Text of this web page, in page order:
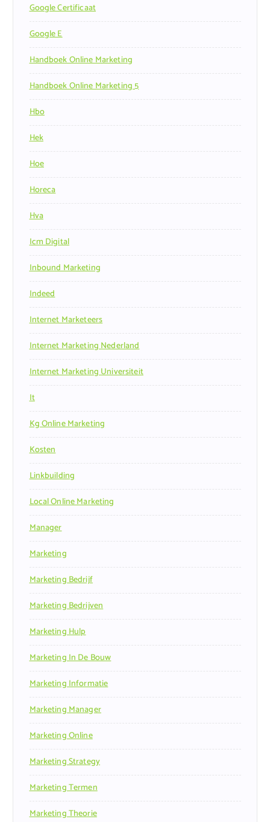
Google Certificaat
Google E
Handboek Online Marketing
Handboek Online Marketing 5
Hbo
Hek
Hoe
Horeca
Hva
Icm Digital
Inbound Marketing
Indeed
Internet Marketeers
Internet Marketing Nederland
Internet Marketing Universiteit
It
Kg Online Marketing
Kosten
Linkbuilding
Local Online Marketing
Manager
Marketing
Marketing Bedrijf
Marketing Bedrijven
Marketing Hulp
Marketing In De Bouw
Marketing Informatie
Marketing Manager
Marketing Online
Marketing Strategy
Marketing Termen
Marketing Theorie